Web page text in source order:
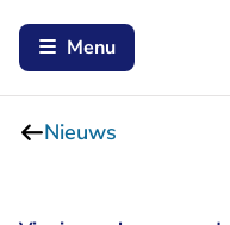
Menu
Nieuws